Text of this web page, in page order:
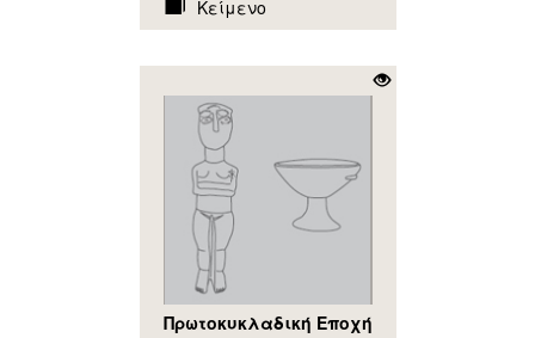
Κείμενο
Πρωτοκυκλαδική Εποχή